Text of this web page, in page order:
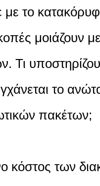
το
μοιάζουν
το
πακέτων;
κόστος των